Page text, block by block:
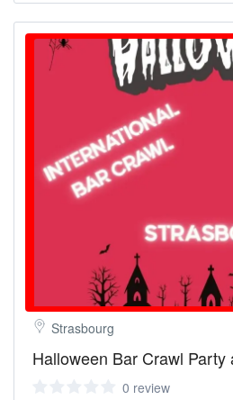
Strasbourg
Halloween Bar Crawl
0 review